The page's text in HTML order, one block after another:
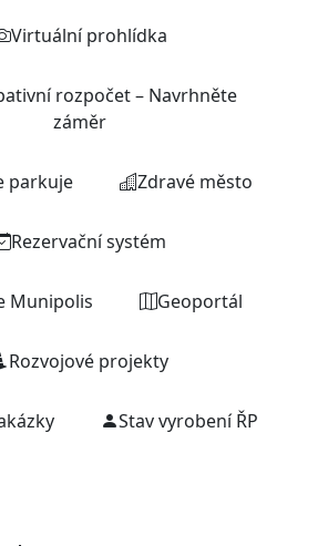
Virtuální prohlídka
rozpočet – Navrhněte
záměr
parkuje Zdravé město
Rezervační systém
Munipolis Geoportál
Rozvojové projekty
Stav vyrobení ŘP